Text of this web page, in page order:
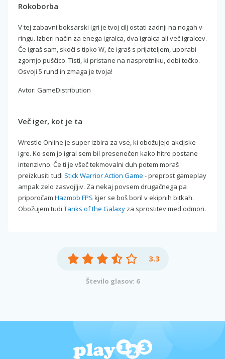
Rokoborba
V tej zabavni boksarski igri je tvoj cilj ostati zadnji na nogah v
ringu. Izberi način za enega igralca, dva igralca ali več igralcev.
Če igraš sam, skoči s tipko W, če igraš s prijateljem, uporabi
zgornjo puščico. Tisti, ki pristane na nasprotniku, dobi točko.
Osvoji 5 rund in zmaga je tvoja!
Avtor: GameDistribution
Več iger, kot je ta
Wrestle Online je super izbira za vse, ki obožujejo akcijske
igre. Ko sem jo igral sem bil presenečen kako hitro postane
intenzivno. Če ti je všeč tekmovalni duh potem moraš
preizkusiti tudi Stick Warrior Action Game - preprost gameplay
ampak zelo zasvojljiv. Za nekaj povsem drugačnega pa
priporočam Hazmob FPS kjer se boš boril v ekipnih bitkah.
Obožujem tudi Tanks of the Galaxy za sprostitev med odmori.
3.3
Število glasov: 6